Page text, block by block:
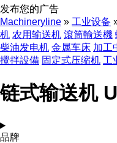
发布您的广告
Machineryline » 工业设备
机 农用输送机 滾筒輸送機
柴油发电机 金属车床 加工
攪拌設備 固定式压缩机 工
链式输送机
品牌